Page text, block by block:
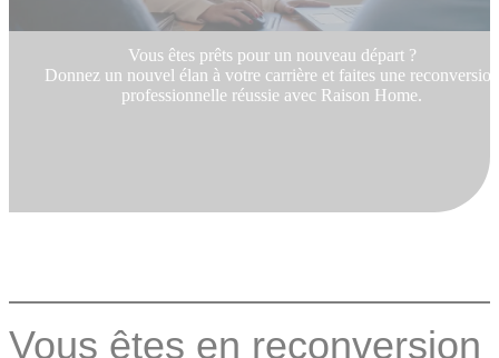
Vous êtes prêts pour un nouveau départ ?
Donnez un nouvel élan à votre carrière et faites une reconversion
professionnelle réussie avec Raison Home.
Vous êtes en reconversion